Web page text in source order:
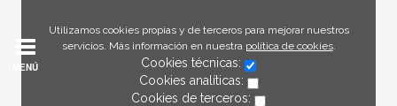
Utilizamos cookies propias y de terceros para mejorar nuestros
servicios. Más información en nuestra política de cookies.
Cookies técnicas:
Cookies analíticas:
Cookies de terceros:
MENÚ